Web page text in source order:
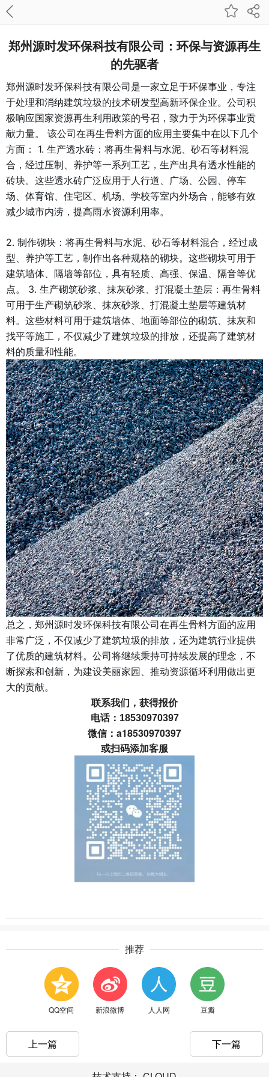
郑州源时发环保科技有限公司：环保与资源再生
的先驱者
郑州源时发环保科技有限公司是一家立足于环保事业，专注
于处理和消纳建筑垃圾的技术研发型高新环保企业。公司积
极响应国家资源再生利用政策的号召，致力于为环保事业贡
献力量。 该公司在再生骨料方面的应用主要集中在以下几个
方面： 1. 生产透水砖：将再生骨料与水泥、砂石等材料混
合，经过压制、养护等一系列工艺，生产出具有透水性能的
砖块。这些透水砖广泛应用于人行道、广场、公园、停车
场、体育馆、住宅区、机场、学校等室内外场合，能够有效
减少城市内涝，提高雨水资源利用率。
2. 制作砌块：将再生骨料与水泥、砂石等材料混合，经过成
型、养护等工艺，制作出各种规格的砌块。这些砌块可用于
建筑墙体、隔墙等部位，具有轻质、高强、保温、隔音等优
点。 3. 生产砌筑砂浆、抹灰砂浆、打混凝土垫层：再生骨料
可用于生产砌筑砂浆、抹灰砂浆、打混凝土垫层等建筑材
料。这些材料可用于建筑墙体、地面等部位的砌筑、抹灰和
找平等施工，不仅减少了建筑垃圾的排放，还提高了建筑材
料的质量和性能。
总之，郑州源时发环保科技有限公司在再生骨料方面的应用
非常广泛，不仅减少了建筑垃圾的排放，还为建筑行业提供
了优质的建筑材料。公司将继续秉持可持续发展的理念，不
断探索和创新，为建设美丽家园、推动资源循环利用做出更
大的贡献。
联系我们，获得报价
电话： 18530970397
微信：a18530970397
或扫码添加客服
推荐
QQ空间 新浪微博 人人网 豆瓣
上一篇 下一篇